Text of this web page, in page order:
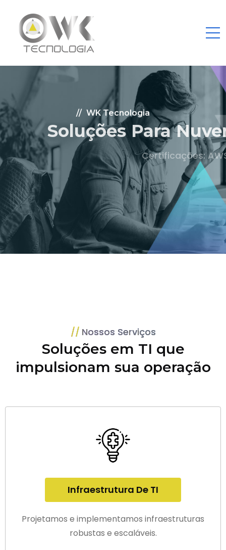
WK Tecnologia
Soluções Para Nuvem.
Certificações: AWS Partner, Microsoft Gold
Fale Conosco
Nossos Serviços
Soluções em TI que
impulsionam sua operação
Infraestrutura De TI
Projetamos e implementamos infraestruturas
robustas e escaláveis.